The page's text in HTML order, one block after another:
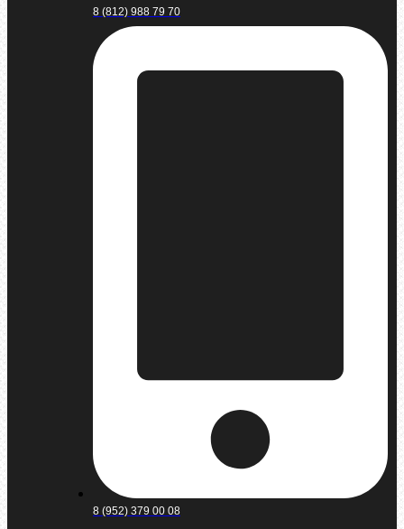
8 (812) 988 79 70
8 (952) 379 00 08